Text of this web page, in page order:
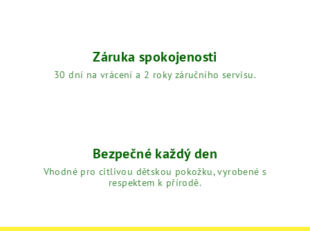
Záruka spokojenosti
30 dní na vrácení a 2 roky záručního servisu.
Bezpečné každý den
Vhodné pro citlivou dětskou pokožku, vyrobené s
respektem k přírodě.